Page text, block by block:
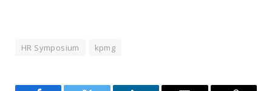
HR Symposium kpmg